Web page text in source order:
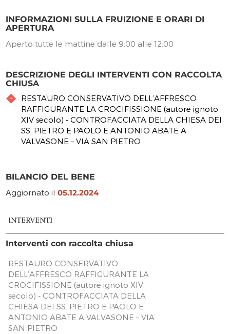
INFORMAZIONI SULLA FRUIZIONE E ORARI DI
APERTURA
Aperto tutte le mattine dalle 9:00 alle 12:00
DESCRIZIONE DEGLI INTERVENTI CON RACCOLTA
CHIUSA
RESTAURO CONSERVATIVO DELL’AFFRESCO
RAFFIGURANTE LA CROCIFISSIONE (autore ignoto
XIV secolo) - CONTROFACCIATA DELLA CHIESA DEI
SS. PIETRO E PAOLO E ANTONIO ABATE A
VALVASONE – VIA SAN PIETRO
BILANCIO DEL BENE
Aggiornato il05.12.2024
INTERVENTI
Interventi con raccolta chiusa
RESTAURO CONSERVATIVO
DELL’AFFRESCO RAFFIGURANTE LA
CROCIFISSIONE (autore ignoto XIV
secolo) - CONTROFACCIATA DELLA
CHIESA DEI SS. PIETRO E PAOLO E
ANTONIO ABATE A VALVASONE – VIA
SAN PIETRO